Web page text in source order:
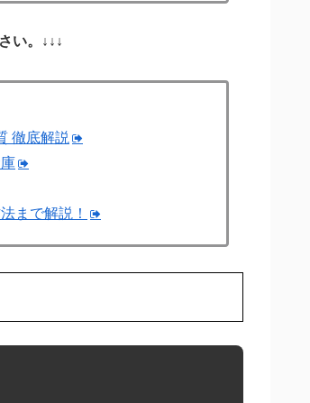
い。↓↓↓
徹底解説
まで解説！